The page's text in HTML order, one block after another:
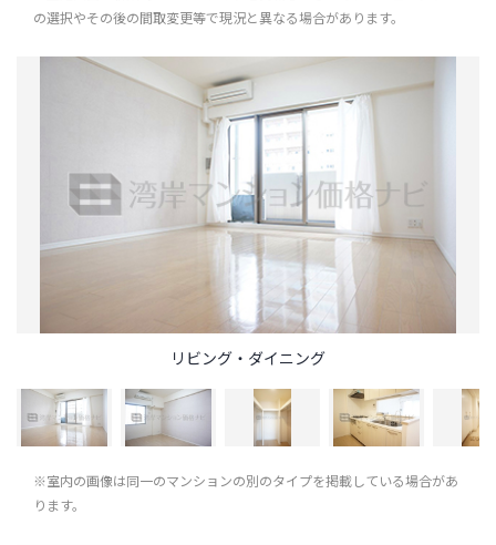
の選択やその後の間取変更等で現況と異なる場合があります。
リビング・ダイニング
※室内の画像は同一のマンションの別のタイプを掲載している場合があ
ります。